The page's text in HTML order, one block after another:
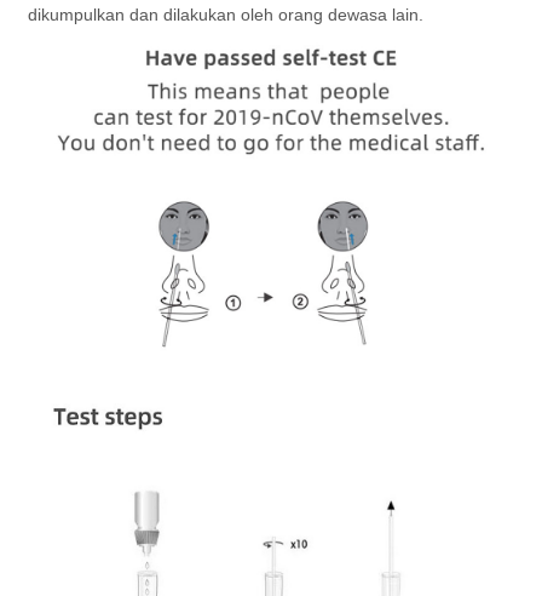
dikumpulkan dan dilakukan oleh orang dewasa lain.